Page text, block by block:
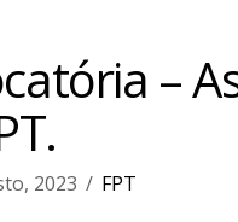
–
2023 FPT